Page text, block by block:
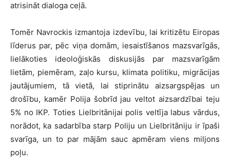
atrisināt dialoga ceļā.
Tomēr Navrockis izmantoja izdevību, lai kritizētu Eiropas
līderus par, pēc viņa domām, iesaistīšanos mazsvarīgās,
lielākoties ideoloģiskās diskusijās par mazsvarīgām
lietām, piemēram, zaļo kursu, klimata politiku, migrācijas
jautājumiem, tā vietā, lai stiprinātu aizsargspējas un
drošību, kamēr Polija šobrīd jau veltot aizsardzībai teju
5% no IKP. Toties Lielbritānijai polis veltīja labus vārdus,
norādot, ka sadarbība starp Poliju un Lielbritāniju ir īpaši
svarīga, un to par mājām sauc apmēram viens miljons
poļu.